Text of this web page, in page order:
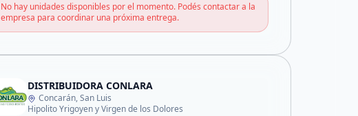
No hay unidades disponibles por el momento. Podés contactar a la
empresa para coordinar una próxima entrega.
DISTRIBUIDORA CONLARA
Concarán, San Luis
Hipolito Yrigoyen y Virgen de los Dolores